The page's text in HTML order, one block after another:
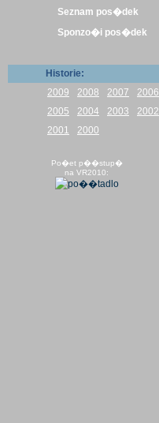
Seznam pos�dek
Sponzo�i pos�dek
Historie:
2009
2008 2007
2006
2005
2004 2003
2002
2001
2000
Po�et p��stup�
na VR2010: